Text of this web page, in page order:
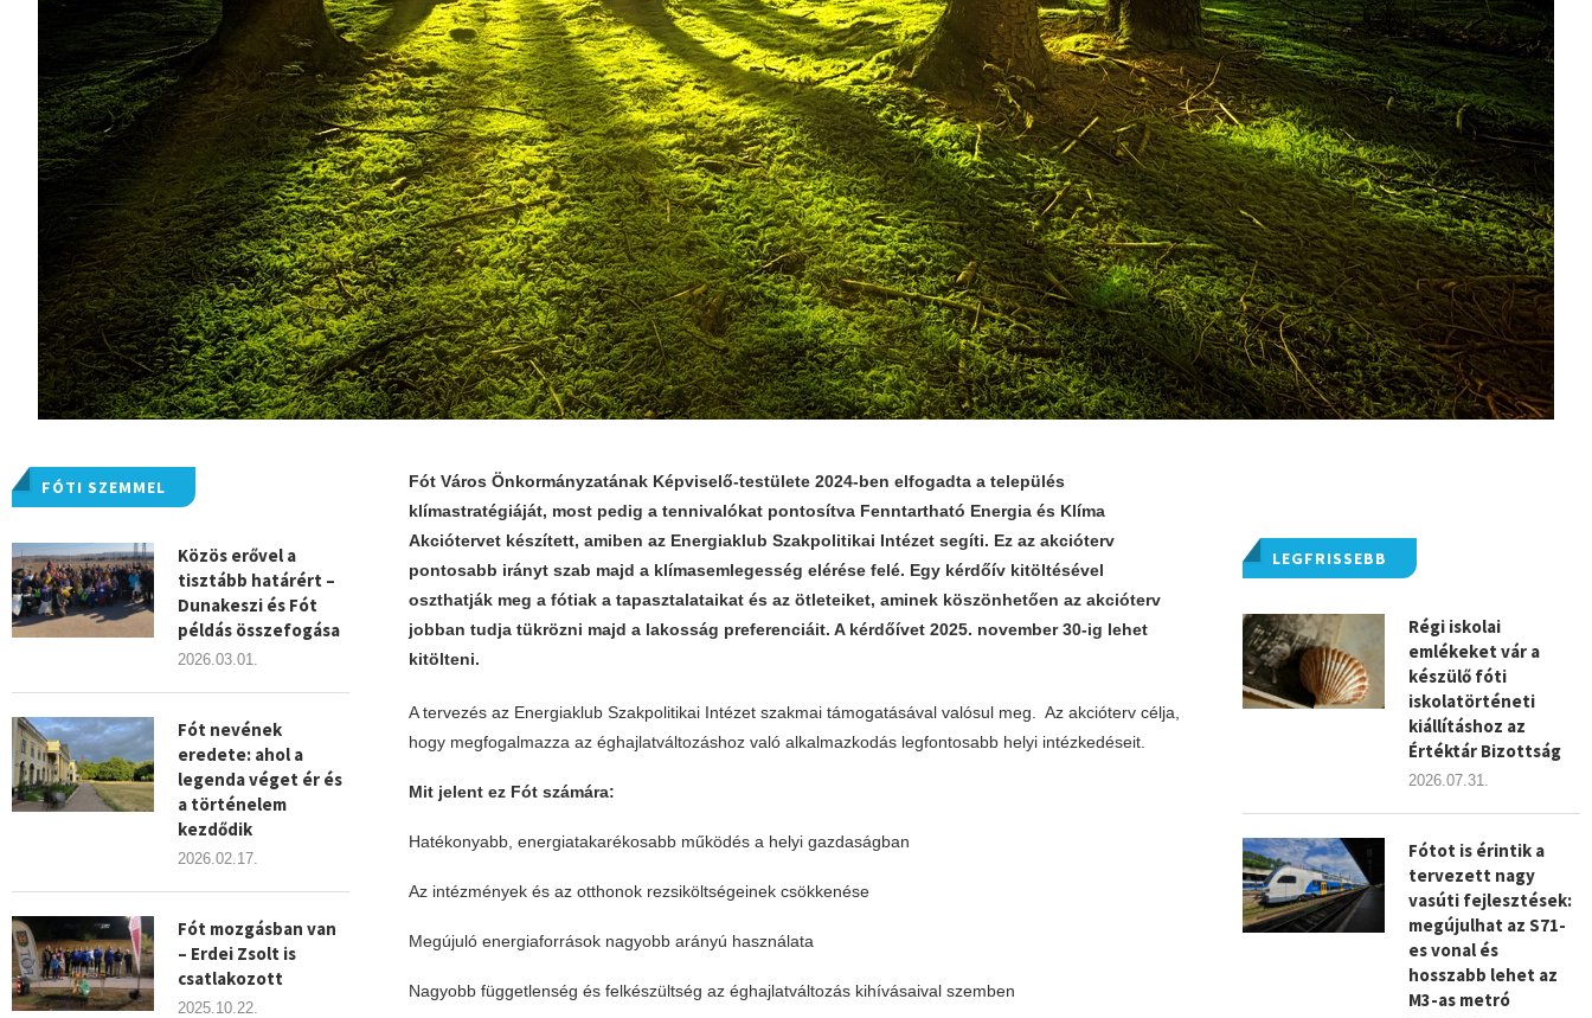
Fót Város Önkormányzatának Képviselő-testülete 2024-ben elfogadta a település
klímastratégiáját, most pedig a tennivalókat pontosítva Fenntartható Energia és Klíma
Akciótervet készített, amiben az Energiaklub Szakpolitikai Intézet segíti. Ez az akcióterv
pontosabb irányt szab majd a klímasemlegesség elérése felé. Egy kérdőív kitöltésével
oszthatják meg a fótiak a tapasztalataikat és az ötleteiket, aminek köszönhetően az akcióterv
jobban tudja tükrözni majd a lakosság preferenciáit. A kérdőívet 2025. november 30-ig lehet
kitölteni.
A tervezés az Energiaklub Szakpolitikai Intézet szakmai támogatásával valósul meg. Az akcióterv célja,
hogy megfogalmazza az éghajlatváltozáshoz való alkalmazkodás legfontosabb helyi intézkedéseit.
Mit jelent ez Fót számára:
Hatékonyabb, energiatakarékosabb működés a helyi gazdaságban
Az intézmények és az otthonok rezsiköltségeinek csökkenése
Megújuló energiaforrások nagyobb arányú használata
Nagyobb függetlenség és felkészültség az éghajlatváltozás kihívásaival szemben
LEGFRISSEBB
Régi iskolai
emlékeket vár a
készülő fóti
iskolatörténeti
kiállításhoz az
Értéktár Bizottság
2026.07.31.
Fótot is érintik a
tervezett nagy
vasúti fejlesztések:
megújulhat az S71-
es vonal és
hosszabb lehet az
M3-as metró
FÓTI SZEMMEL
Közös erővel a
tisztább határért –
Dunakeszi és Fót
példás összefogása
2026.03.01.
Fót nevének
eredete: ahol a
legenda véget ér és
a történelem
kezdődik
2026.02.17.
Fót mozgásban van
– Erdei Zsolt is
csatlakozott
2025.10.22.